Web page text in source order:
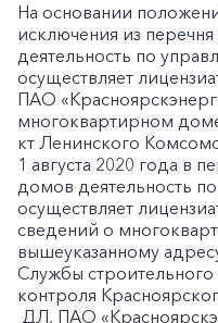
На основании
исключения из
деятельность по
осуществляет
ПАО
многоквартирном
кт Ленинского
1 августа 2020 года в
домов деятельность
осуществляет
сведений о
вышеуказанному
Службы
контроля
ДЛ, ПАО